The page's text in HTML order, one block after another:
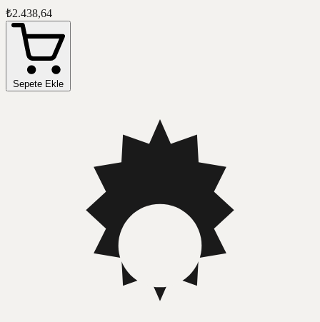
₺2.438,64
Sepete Ekle